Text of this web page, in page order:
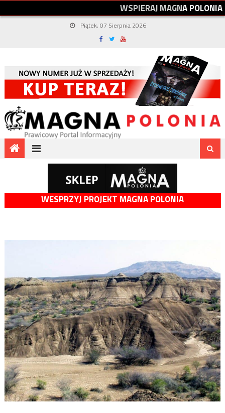
WSPIERAJMAGNAPOLONIA
Piątek, 07 Sierpnia 2026
WESPRZYJ PROJEKT MAGNA POLONIA